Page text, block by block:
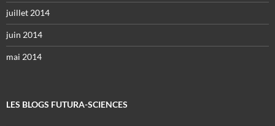
juillet 2014
juin 2014
mai 2014
LES BLOGS FUTURA-SCIENCES